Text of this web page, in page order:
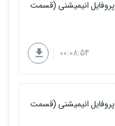
انیمیشنی (قسمت
00:08:54
انیمیشنی (قسمت